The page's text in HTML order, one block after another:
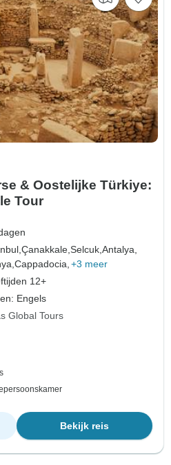
& Oostelijke Türkiye:
Tour
Çanakkale,Selcuk,Antalya,
Cappadocia, +3 meer
12+
Engels
Global Tours
Bekijk reis